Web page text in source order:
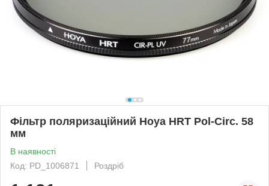
Фільтр поляризаційний Hoya HRT Pol-Circ. 58
мм
В наявності
Код: PD_1006871
Роздріб